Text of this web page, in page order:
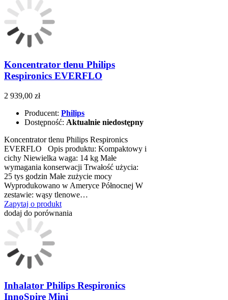
Koncentrator tlenu Philips
Respironics EVERFLO
2 939,00 zł
Producent: Philips
Dostępność: Aktualnie niedostępny
Koncentrator tlenu Philips Respironics
EVERFLO Opis produktu: Kompaktowy i
cichy Niewielka waga: 14 kg Małe
wymagania konserwacji Trwałość użycia:
25 tys godzin Małe zużycie mocy
Wyprodukowano w Ameryce Północnej W
zestawie: wąsy tlenowe…
Zapytaj o produkt
dodaj do porównania
Inhalator Philips Respironics
InnoSpire Mini